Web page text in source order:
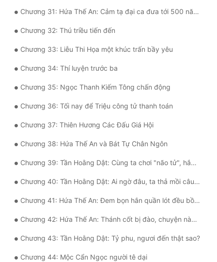
Vô Địch
Võ Hiệp
Võng Du
Xuyên Không
Xuyên Nhanh
Xuyên Sách
Xuyên Thư
Điền Văn
Đô Thị
Đông Phương
Đông Phương Huyền Huyễn
Đồng Nhân
Cẩu Đạo Trường Sinh
Chương 31: Hứa Thế An: Cảm tạ đại ca đưa tới 500 năm phần linh thảo
Chương 32: Thú triều tiến đến
Chương 33: Liễu Thi Họa một khúc trấn bầy yêu
Chương 34: Thí luyện trước ba
Chương 35: Ngọc Thanh Kiếm Tông chấn động
Chương 36: Tối nay để Triệu công tử thanh toán
Chương 37: Thiên Hương Các Đấu Giá Hội
Chương 38: Hứa Thế An và Bát Tự Chân Ngôn
Chương 39: Tần Hoằng Dật: Cùng ta chơi "não tử", hắn không xứng!
Chương 40: Tần Hoằng Dật: Ai ngờ đâu, ta thả mồi câu cá!
Chương 41: Hứa Thế An: Đem bọn hắn quần lót đều bồi ở chỗ này
Chương 42: Hứa Thế An: Thánh cốt bị đào, chuyện này ta quen thuộc!
Chương 43: Tần Hoằng Dật: Tỷ phu, ngươi đến thật sao?
Chương 44: Mộc Cẩn Ngọc người tê dại